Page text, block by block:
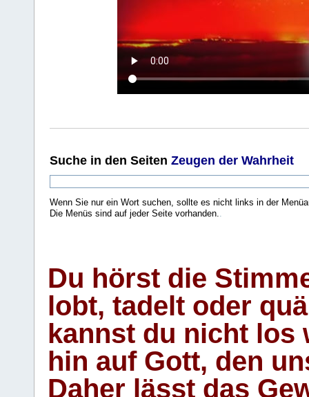
Suche in den Seiten Zeugen der Wahrheit
Wenn Sie nur ein Wort suchen, sollte es nicht links in der
Die Menüs sind auf jeder Seite vorhanden.
Du hörst die
lobt, tadelt oder
kannst du nicht los
hin auf Gott, den
Daher lässt das